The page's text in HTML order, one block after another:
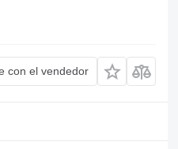
con el vendedor